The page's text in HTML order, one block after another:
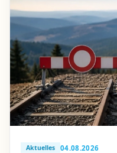
Aktuelles 04.08.2026